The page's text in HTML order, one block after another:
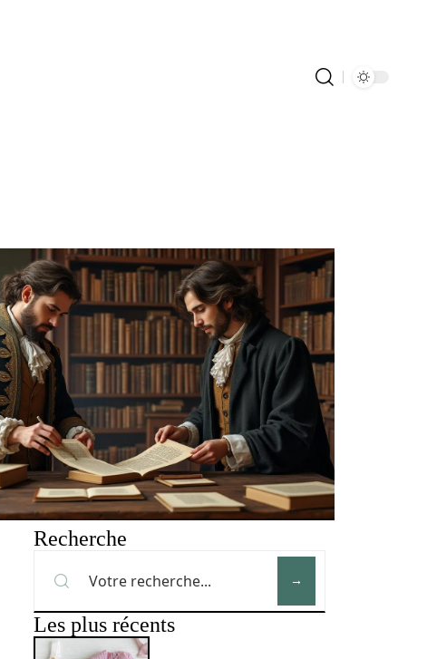
Recherche
Les plus récents